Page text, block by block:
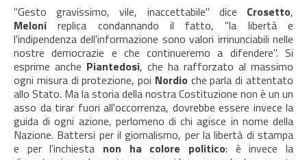
"Gesto gravissimo, vile, inaccettabile" dice Crosetto,
Meloni replica condannando il fatto, "la libertà e
l'indipendenza dell'informazione sono valori irrinunciabili nelle
nostre democrazie e che continueremo a difendere". Si
esprime anche Piantedosi, che ha rafforzato al massimo
ogni misura di protezione, poi Nordio che parla di attentato
allo Stato. Ma la storia della nostra Costituzione non è un un
asso da tirar fuori all'occorrenza, dovrebbe essere invece la
guida di ogni azione, perlomeno di chi agisce in nome della
Nazione. Battersi per il giornalismo, per la libertà di stampa
e per l'inchiesta non ha colore politico: è invece la